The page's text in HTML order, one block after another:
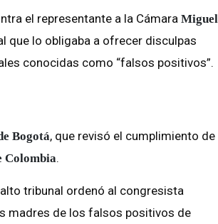
el representante a la Cámara Miguel
que lo obligaba a ofrecer disculpas
conocidas como “falsos positivos”.
Bogotá, que revisó el cumplimiento de
Colombia.
alto tribunal ordenó al congresista
madres de los falsos positivos de